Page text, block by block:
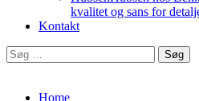
kvalitet og sans for
Kontakt
Søg
efter:
Home